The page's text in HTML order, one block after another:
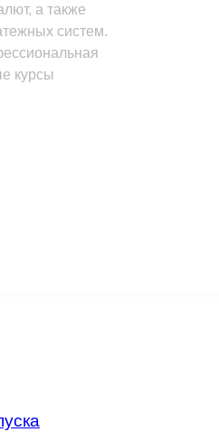
а также
систем.
курсы